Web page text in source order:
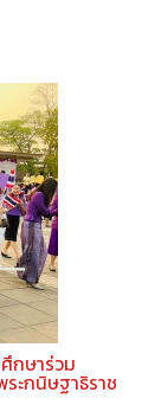
กษาร่วม
ะกนิษฐาธิราช